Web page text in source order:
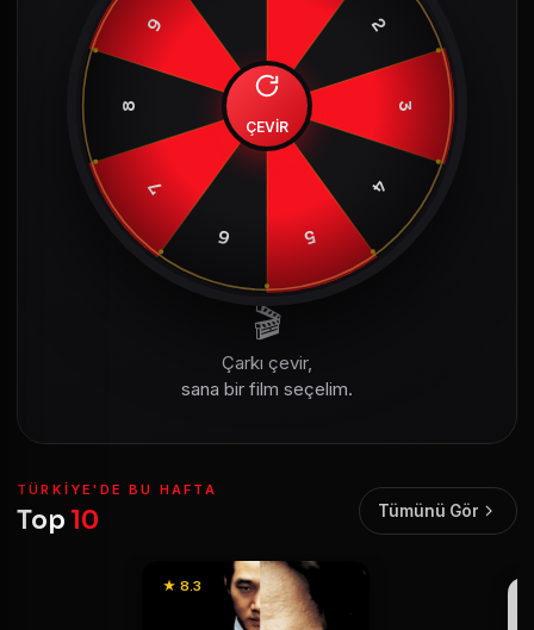
2
3
4
5
6
7
8
9
ÇEVİR
🎬
Çarkı çevir,
sana bir film seçelim.
TÜRKIYE'DE BU HAFTA
Top 10 Tümünü Gör
★ 8.3